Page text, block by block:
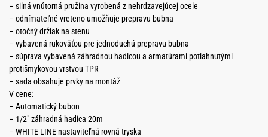
– silná vnútorná pružina vyrobená z nehrdzavejúcej ocele
– odnímateľné vreteno umožňuje prepravu bubna
– otočný držiak na stenu
– vybavená rukoväťou pre jednoduchú prepravu bubna
– súprava vybavená záhradnou hadicou a armatúrami potiahnutými
protišmykovou vrstvou TPR
– sada obsahuje prvky na montáž
V cene:
– Automatický bubon
– 1/2″ záhradná hadica 20m
– WHITE LINE nastaviteľná rovná tryska